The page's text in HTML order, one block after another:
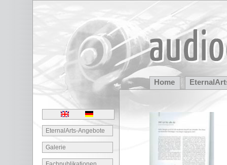
EternalArts-Angebote
Galerie
Home